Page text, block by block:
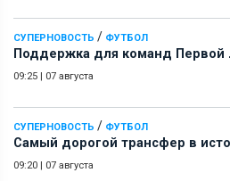
СУПЕРНОВОСТЬ / ФУТБОЛ
Поддержка для команд Первой
09:25 | 07 августа
СУПЕРНОВОСТЬ / ФУТБОЛ
Самый дорогой трансфер в
09:20 | 07 августа